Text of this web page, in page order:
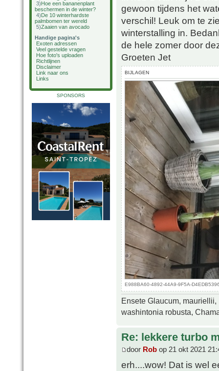
3)Hoe een bananenplant
beschermen in de winter?
4)De 10 winterhardste
palmbomen ter wereld
5)Zaaien van avocado
Handige pagina's
Exoten adressen
Veel gestelde vragen
Hoe foto's uploaden
Richtlijnen
Disclaimer
Link naar ons
Links
SPONSORS
gewoon tijdens het
verschil! Leuk om te
winterstalling in.
de hele zomer door
Groeten Jet
BIJLAGEN
E988BA60-4892-44A9-9F5A-
Ensete Glaucum,
washintonia robusta,
Re: lekkere turbo
door Rob op 21 okt 2021
erh....wow! Dat is wel